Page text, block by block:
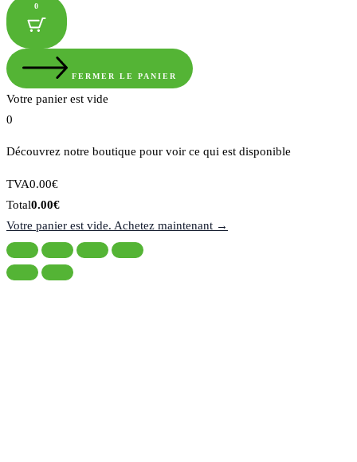
0
FERMER LE PANIER
Votre panier est vide
0
Découvrez notre boutique pour voir ce qui est disponible
Montant
de
la
taxe:
TVA0.00€
Total
du
panier:
Total0.00€
Votre panier est vide. Achetez maintenant →